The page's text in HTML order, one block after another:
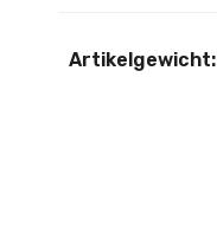
Artikelgewicht: